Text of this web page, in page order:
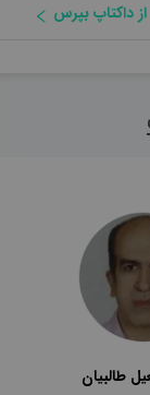
از داکتاپ بپرس
طالبیان